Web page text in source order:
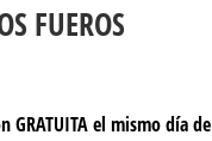
FUEROS
GRATUITA el mismo